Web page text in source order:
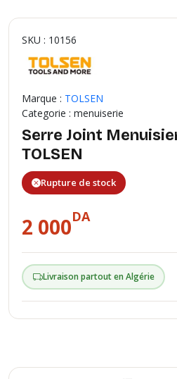
SKU : 10156
Marque : TOLSEN
Categorie : menuiserie
Serre Joint
TOLSEN
Rupture de stock
2 000DA
Livraison partout en Algérie